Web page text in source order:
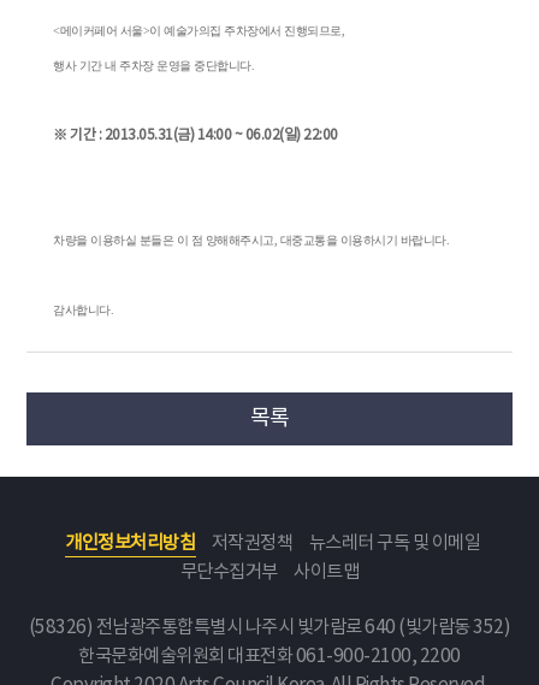
<메이커페어 서울>이 예술가의집 주차장에서 진행되므로,
행사 기간 내 주차장 운영을 중단합니다.
※ 기간 : 2013.05.31(금) 14:00 ~ 06.02(일) 22:00
차량을 이용하실 분들은 이 점 양해해주시고, 대중교통을 이용하시기 바랍니다.
감사합니다.
목록
개인정보처리방침 저작권정책
뉴스레터 구독 및 이메일
무단수집거부
사이트맵
(58326) 전남광주통합특별시 나주시 빛가람로 640 (빛가람동 352)
한국문화예술위원회 대표전화 061-900-2100, 2200